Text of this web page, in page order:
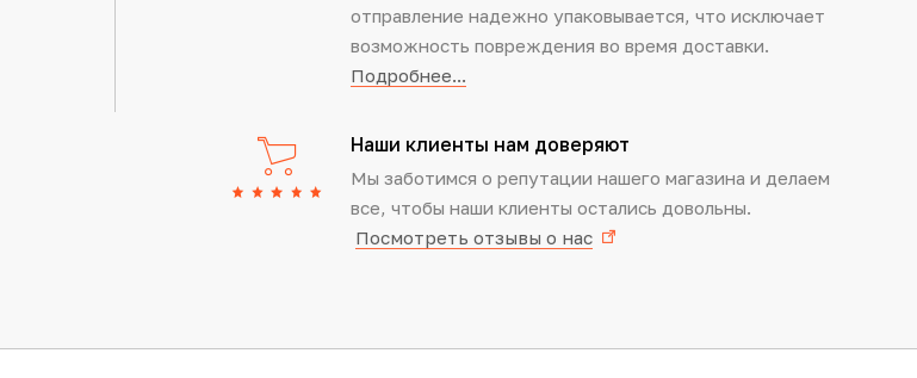
отправление надежно упаковывается, что исключает
возможность повреждения во время доставки.
Подробнее...
Наши клиенты нам доверяют
Мы заботимся о репутации нашего магазина и делаем
все, чтобы наши клиенты остались довольны.
Посмотреть отзывы о нас